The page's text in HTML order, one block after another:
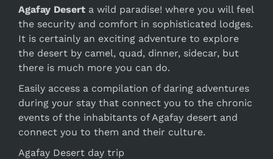
Agafay Desert a wild paradise! where you will feel
the security and comfort in sophisticated lodges.
It is certainly an exciting adventure to explore
the desert by camel, quad, dinner, sidecar, but
there is much more you can do.
Easily access a compilation of daring adventures
during your stay that connect you to the chronic
events of the inhabitants of Agafay desert and
connect you to them and their culture.
Agafay Desert day trip